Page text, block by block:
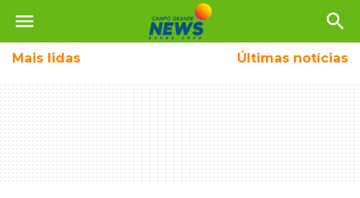
menu search
Mais lidas Últimas notícias